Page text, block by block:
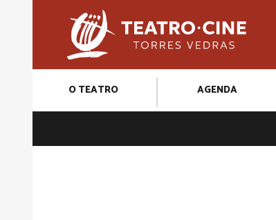
O TEATRO AGENDA